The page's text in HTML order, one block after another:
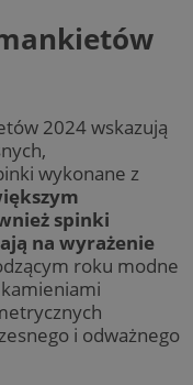
2024 wskazują
wykonane z
spinki
na wyrażenie
roku modne
i odważnego